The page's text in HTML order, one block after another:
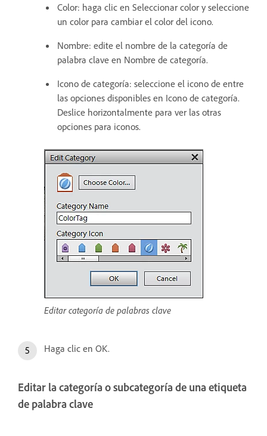
Color: haga clic en Seleccionar color y seleccione
un color para cambiar el color del icono.
Nombre: edite el nombre de la categoría de
palabra clave en Nombre de categoría.
Icono de categoría: seleccione el icono de entre
las opciones disponibles en Icono de categoría.
Deslice horizontalmente para ver las otras
opciones para iconos.
Editar categoría de palabras clave
Haga clic en OK.
Editar la categoría o subcategoría de una etiqueta
de palabra clave